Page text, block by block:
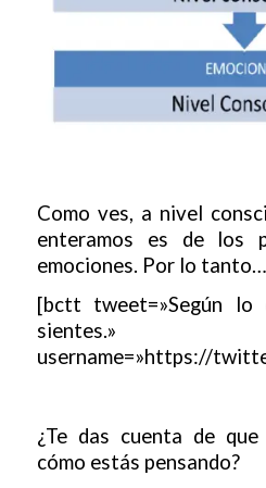
Como ves, a nivel
enteramos es de los
emociones. Por lo tanto…
[bctt tweet=»Según
sientes.»
username=»https://
¿Te das cuenta de
cómo estás pensando?